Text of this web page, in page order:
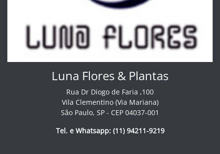
Luna Flores & Plantas
Rua Dr Diogo de Faria ,100
Vila Clementino (Via Mariana)
São Paulo, SP - CEP 04037-001
Tel. e Whatsapp: (11) 94211-9219